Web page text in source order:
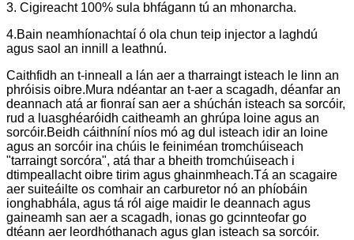
3. Cigireacht 100% sula bhfágann tú an mhonarcha.
4.Bain neamhíonachtaí ó ola chun teip injector a laghdú
agus saol an innill a leathnú.
Caithfidh an t-inneall a lán aer a tharraingt isteach le linn an
phróisis oibre.Mura ndéantar an t-aer a scagadh, déanfar an
deannach atá ar fionraí san aer a shúchán isteach sa sorcóir,
rud a luasghéaróidh caitheamh an ghrúpa loine agus an
sorcóir.Beidh cáithníní níos mó ag dul isteach idir an loine
agus an sorcóir ina chúis le feiniméan tromchúiseach
"tarraingt sorcóra", atá thar a bheith tromchúiseach i
dtimpeallacht oibre tirim agus ghainmheach.Tá an scagaire
aer suiteáilte os comhair an carburetor nó an phíobáin
ionghabhála, agus tá ról aige maidir le deannach agus
gaineamh san aer a scagadh, ionas go gcinnteofar go
dtéann aer leordhóthanach agus glan isteach sa sorcóir.